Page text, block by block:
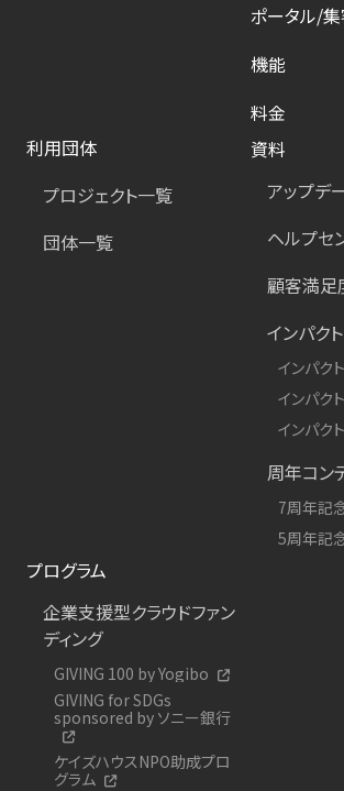
ポータル/
機能
料金
利用団体
プロジェクト一覧
団体一覧
資料
アップデ
ヘルプセ
顧客満足
インパク
インパク
インパク
インパク
周年コン
7周年記
5周年記
プログラム
企業支援型クラウドファン
ディング
GIVING 100 by Yogibo
GIVING for SDGs
sponsored by ソニー銀行
ケイズハウスNPO助成プロ
グラム